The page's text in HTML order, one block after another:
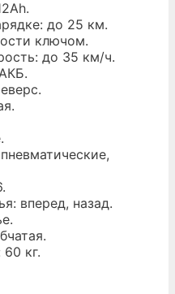
до 25 км.
ключом.
до 35 км/ч.
вперед, назад.
кг.